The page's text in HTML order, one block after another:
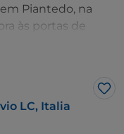
em Piantedo, na
às portas de
ao seu
LC, Italia